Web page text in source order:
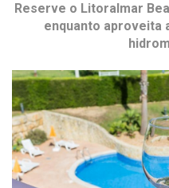
Reserve o Litoralmar
enquanto aproveita